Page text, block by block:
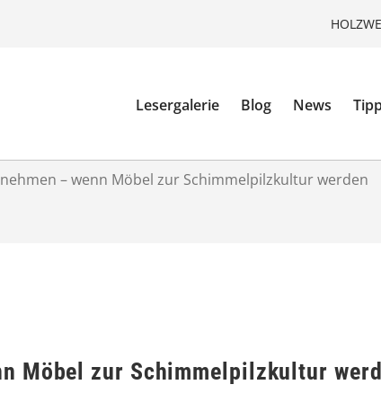
Lesergalerie Blog News
– wenn Möbel zur Schimmelpilzkultur werden
Möbel zur Schimmelpilzkultur